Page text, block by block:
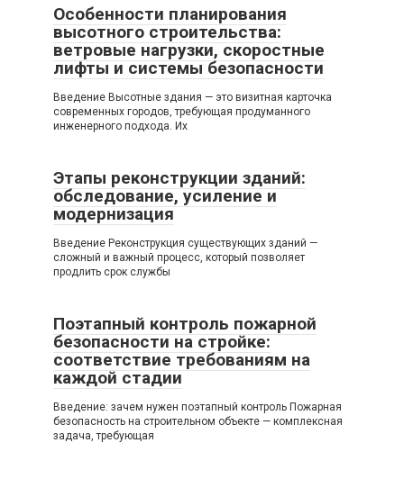
Особенности планирования
высотного строительства:
ветровые нагрузки, скоростные
лифты и системы безопасности
Введение Высотные здания — это визитная карточка
современных городов, требующая продуманного
инженерного подхода. Их
Этапы реконструкции зданий:
обследование, усиление и
модернизация
Введение Реконструкция существующих зданий —
сложный и важный процесс, который позволяет
продлить срок службы
Поэтапный контроль пожарной
безопасности на стройке:
соответствие требованиям на
каждой стадии
Введение: зачем нужен поэтапный контроль Пожарная
безопасность на строительном объекте — комплексная
задача, требующая